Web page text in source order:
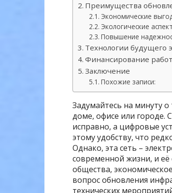
Преимущества
Экономические
Экологические
Повышение
Технологии будущего
Финансирование
Заключение
Похожие записи:
Задумайтесь на минуту
доме, офисе или городе.
исправно, а цифровые
этому удобству, что
Однако, эта сеть –
современной жизни, и
общества,
вопрос обновления
технических